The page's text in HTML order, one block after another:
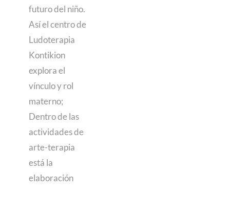
futuro del niño.
Así el centro de
Ludoterapia
Kontikion
explora el
vínculo y rol
materno;
Dentro de las
actividades de
arte-terapia
está la
elaboración